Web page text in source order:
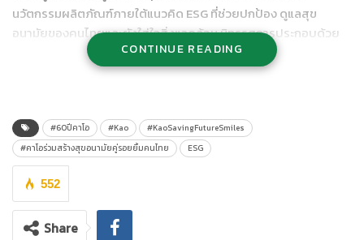
นวัตกรรมผลิตภัณฑ์ภายใต้แนวคิด ESG ที่ช่วยปกป้อง ดูแลสุข
อนามัยของคนไทยและยังใส่ใจสิ่งแวดล้อม นิทรรศการประกอบด้วย
การจัดแสดงผลงานศิลปะที่สะท้อนถึงเสียงของเยาวชนต่อโลกที่พวก
เขาอยากจะให้เป็น งานศิลปะจากการวัสดุรีไซเคิล (Upcycling
เป็นส่วนผสมในการรังสรรค์ชิ้นงานเพื่อเพิ่มมูลค่าให้กับขยะพลาสติก
และกลายเป็นของใช้ในชีวิตประจำวัน ส่งเสริมให้สังคมได้ตระหนักรู้ถึง
คุณค่าของการรีไซเคิล
กว่า 60 ปีที่บริษัท คาโอ อินดัสเตรียล (ประเทศไทย) จำกัด อยู่เคียง
ข้างคนไทย พร้อมนำพาสุขอนามัยและรอยยิ้มไปสู่ทุกบ้านผ่านหลาก
CONTINUE READING
#60ปีคาโอ #Kao
#KaoSavingFutureSmiles
#คาโอร่วมสร้างสุขอนามัยคู่รอยยิ้มคนไทย
ESG
552
Share